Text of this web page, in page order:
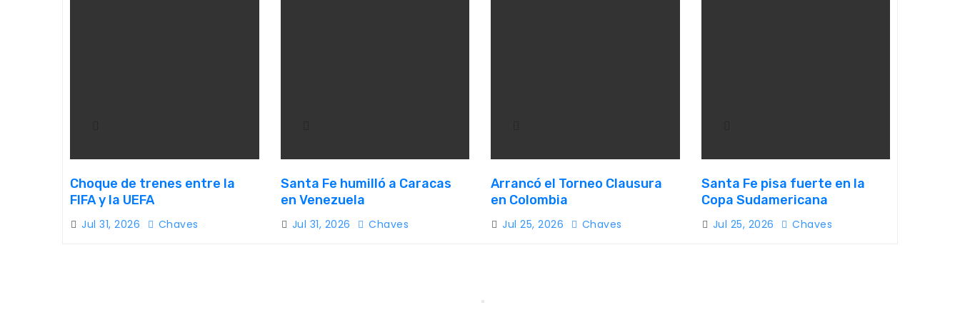
Choque de trenes entre la
FIFA y la UEFA
Jul 31, 2026 Chaves
Santa Fe humilló a Caracas
en Venezuela
Jul 31, 2026 Chaves
Arrancó el Torneo Clausura
en Colombia
Jul 25, 2026 Chaves
Santa Fe pisa fuerte en la
Copa Sudamericana
Jul 25, 2026 Chaves